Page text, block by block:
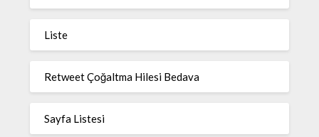
Liste
Retweet Çoğaltma Hilesi Bedava
Sayfa Listesi